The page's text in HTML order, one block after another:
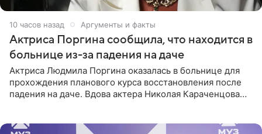
10 часов назад Аргументы и факты
Актриса Поргина сообщила, что находится в
больнице из-за падения на даче
Актриса Людмила Поргина оказалась в больнице для
прохождения планового курса восстановления после
падения на даче. Вдова актера Николая Караченцова